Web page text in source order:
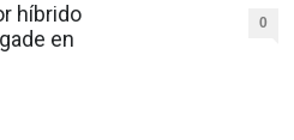
híbrido
en
0